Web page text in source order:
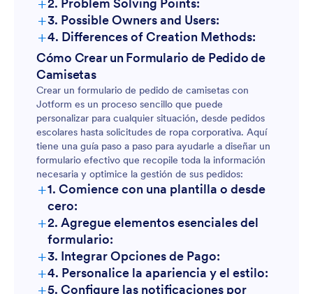
Ventas de mercancía para eventos:
Campañas de recaudación de fondos:
Solicitudes de ropa corporativa:
Servicios de diseño personalizado:
+3. Possible Owners and Users:
+4. Differences of Creation Methods:
Pedidos escolares:
Ventas de eventos:
Recaudadores de fondos:
Pedidos corporativos:
Diseños personalizados:
Cómo Crear un Formulario de Pedido de
Camisetas
Crear un formulario de pedido de camisetas con
Jotform es un proceso sencillo que puede
personalizar para cualquier situación, desde pedidos
escolares hasta solicitudes de ropa corporativa. Aquí
tiene una guía paso a paso para ayudarle a diseñar un
formulario efectivo que recopile toda la información
necesaria y optimice la gestión de sus pedidos:
+1. Comience con una plantilla o desde
cero:
+2. Agregue elementos esenciales del
formulario:
+3. Integrar Opciones de Pago:
+4. Personalice la apariencia y el estilo:
+5. Configure las notificaciones por